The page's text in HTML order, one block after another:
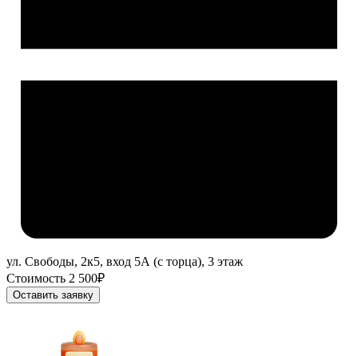
ул. Свободы, 2к5, вход 5А (с торца), 3 этаж
Стоимость 2 500₽
Оставить заявку